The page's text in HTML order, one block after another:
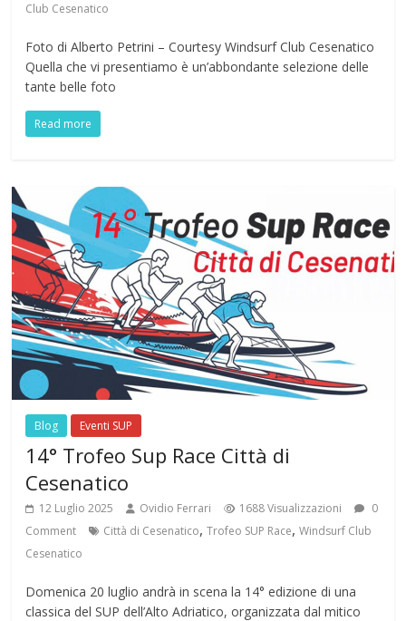
Club Cesenatico
Foto di Alberto Petrini – Courtesy Windsurf Club Cesenatico
Quella che vi presentiamo è un’abbondante selezione delle
tante belle foto
Read more
Blog Eventi SUP
14° Trofeo Sup Race Città di
Cesenatico
12 Luglio 2025 Ovidio Ferrari 1688 Visualizzazioni
0
Comment
Città di Cesenatico,Trofeo SUP Race,Windsurf Club
Cesenatico
Domenica 20 luglio andrà in scena la 14° edizione di una
classica del SUP dell’Alto Adriatico, organizzata dal mitico